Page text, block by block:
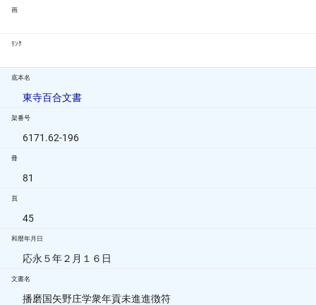
画
ﾘﾝｸ
底本名
東寺百合文書
架番号
6171.62-196
冊
81
頁
45
和暦年月日
応永５年２月１６日
文書名
播磨国矢野庄学衆年貢未進進徴符